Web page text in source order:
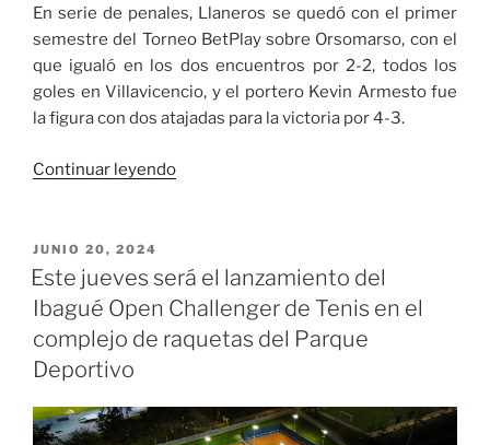
En serie de penales, Llaneros se quedó con el primer
semestre del Torneo BetPlay sobre Orsomarso, con el
que igualó en los dos encuentros por 2-2, todos los
goles en Villavicencio, y el portero Kevin Armesto fue
la figura con dos atajadas para la victoria por 4-3.
Continuar leyendo«En
se
quedó
el
semestre
del
PUBLICADO
EL
JUNIO 20, 2024
Este jueves será el lanzamiento del
Ibagué Open Challenger de Tenis en el
complejo de raquetas del Parque
Deportivo